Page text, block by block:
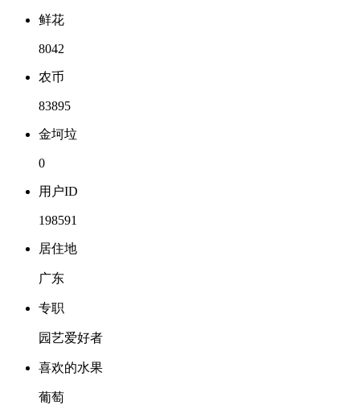
鲜花
8042
农币
83895
金坷垃
0
用户ID
198591
居住地
广东
专职
园艺爱好者
喜欢的水果
葡萄